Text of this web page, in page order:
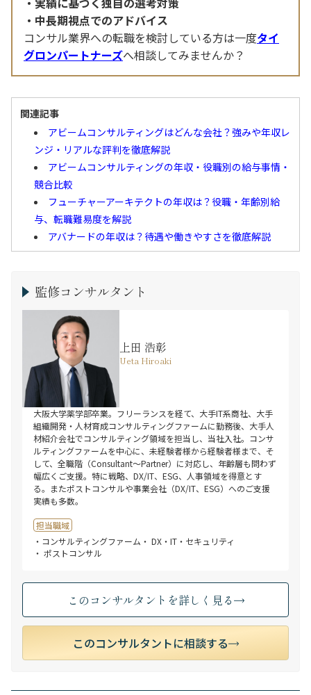
中長期視点でのアドバイス
コンサル業界への転職を検討している方は一度タイ
グロンパートナーズへ相談してみませんか？
関連記事
アビームコンサルティングはどんな会社？強みや年収レ
ンジ・リアルな評判を徹底解説
アビームコンサルティングの年収・役職別の給与事情・
競合比較
フューチャーアーキテクトの年収は？役職・年齢別給
与、転職難易度を解説
アバナードの年収は？待遇や働きやすさを徹底解説
監修コンサルタント
上田 浩彰
Ueta Hiroaki
大阪大学薬学部卒業。フリーランスを経て、大手IT系商社、大手
組織開発・人材育成コンサルティングファームに勤務後、大手人
材紹介会社でコンサルティング領域を担当し、当社入社。コンサ
ルティングファームを中心に、未経験者様から経験者様まで、そ
して、全職階（Consultant～Partner）に対応し、年齢層も問わず
幅広くご支援。特に戦略、DX/IT、ESG、人事領域を得意とす
る。またポストコンサルや事業会社（DX/IT、ESG）へのご支援
実績も多数。
担当職域
・コンサルティングファーム ・ DX・IT・セキュリティ
・ ポストコンサル
このコンサルタントを詳しく見る
このコンサルタントに相談する